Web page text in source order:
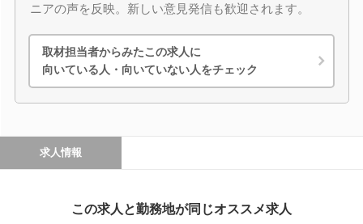
ニアの声を反映。新しい意見発信も歓迎されます。
取材担当者からみたこの求人に
向いている人・向いていない人をチェック
求人情報
この求人と勤務地が同じオススメ求人